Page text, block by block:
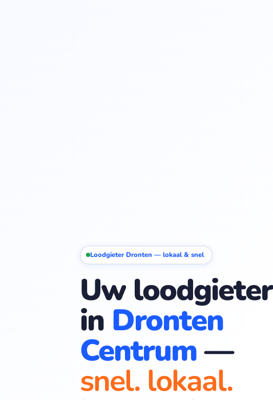
Loodgieter Dronten — lokaal & snel
Uw loodgieter
in Dronten
Centrum—
snel. lokaal.